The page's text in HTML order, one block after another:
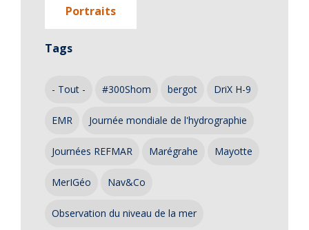
Portraits
Tags
- Tout - #300Shom bergot DriX H-9
EMR Journée mondiale de l'hydrographie
Journées REFMAR Marégrahe Mayotte
MerIGéo Nav&Co
Observation du niveau de la mer